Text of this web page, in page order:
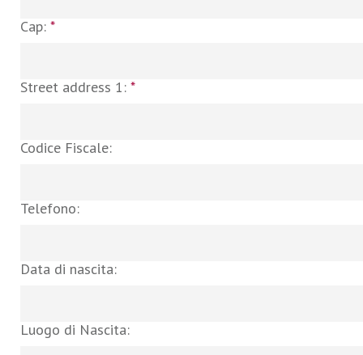
Cap: *
Street address 1: *
Codice Fiscale:
Telefono:
Data di nascita:
Luogo di Nascita: